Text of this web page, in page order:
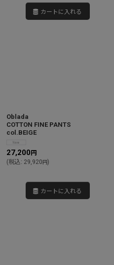
カートに入れる
Oblada
COTTON FINE PANTS
col.BEIGE
27,200 円
(税込: 29,920円)
カートに入れる